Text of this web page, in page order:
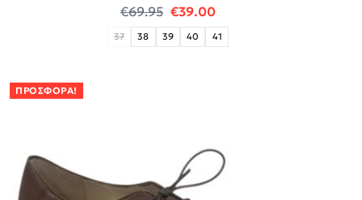
€69.95 Original price was: €69.95.
€39.00Η τρέχουσα τιμή
37 38 39 40 41
ΠΡΟΣΦΟΡΆ!